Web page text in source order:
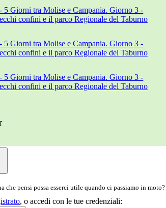
che pensi possa esserci utile quando ci passiamo in moto?
, o accedi con le tue credenziali: